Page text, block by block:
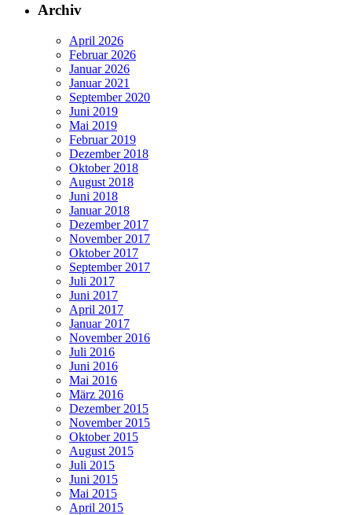
Archiv
April 2026
Februar 2026
Januar 2026
Januar 2021
September 2020
Juni 2019
Mai 2019
Februar 2019
Dezember 2018
Oktober 2018
August 2018
Juni 2018
Januar 2018
Dezember 2017
November 2017
Oktober 2017
September 2017
Juli 2017
Juni 2017
April 2017
Januar 2017
November 2016
Juli 2016
Juni 2016
Mai 2016
März 2016
Dezember 2015
November 2015
Oktober 2015
August 2015
Juli 2015
Juni 2015
Mai 2015
April 2015